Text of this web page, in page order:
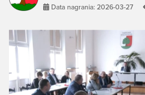
Data nagrania: 2026-03-27